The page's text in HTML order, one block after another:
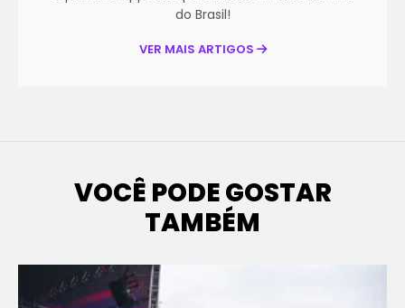
do Brasil!
VER MAIS ARTIGOS
VOCÊ PODE GOSTAR
TAMBÉM